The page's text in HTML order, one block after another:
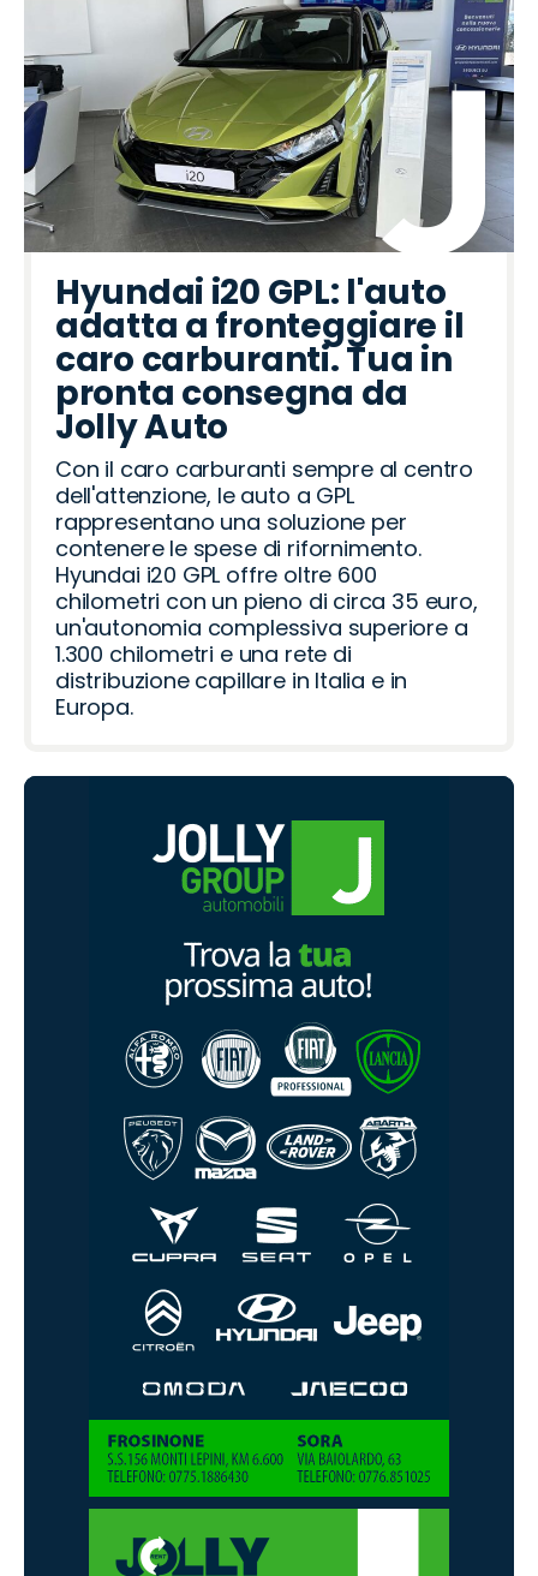
Hyundai i20 GPL: l'auto
adatta a fronteggiare il
caro carburanti. Tua in
pronta consegna da
Jolly Auto
Con il caro carburanti sempre al centro
dell'attenzione, le auto a GPL
rappresentano una soluzione per
contenere le spese di rifornimento.
Hyundai i20 GPL offre oltre 600
chilometri con un pieno di circa 35 euro,
un'autonomia complessiva superiore a
1.300 chilometri e una rete di
distribuzione capillare in Italia e in
Europa.